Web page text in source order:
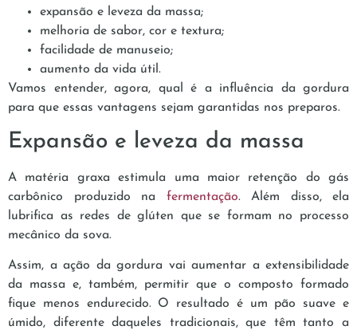
expansão e leveza da massa;
melhoria de sabor, cor e textura;
facilidade de manuseio;
aumento da vida útil.
Vamos entender, agora, qual é a influência da gordura
para que essas vantagens sejam garantidas nos preparos.
Expansão e leveza da massa
A matéria graxa estimula uma maior retenção do gás
carbônico produzido na fermentação. Além disso, ela
lubrifica as redes de glúten que se formam no processo
mecânico da sova.
Assim, a ação da gordura vai aumentar a extensibilidade
da massa e, também, permitir que o composto formado
fique menos endurecido. O resultado é um pão suave e
úmido, diferente daqueles tradicionais, que têm tanto a